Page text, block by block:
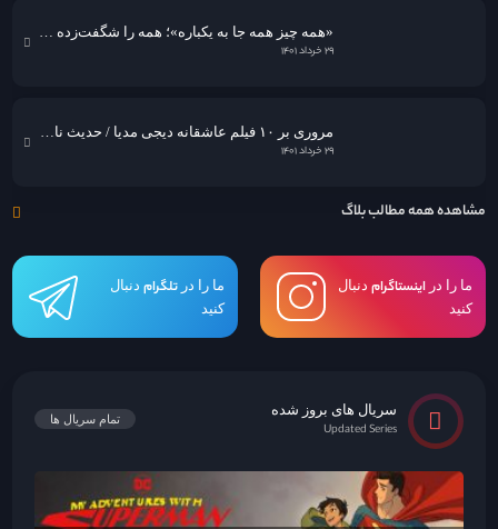
«همه چیز همه جا به یکباره»؛ همه را شگفت‌زده کرد!
۲۹ خرداد ۱۴۰۱
مروری بر ۱۰ فیلم عاشقانه دیجی مدیا / حدیث نامکرر عشق در قاب سینما
۲۹ خرداد ۱۴۰۱
مشاهده همه مطالب بلاگ
ما را دراینستاگرام دنبال
کنید
ما را در تلگرام دنبال
کنید
سریال های بروز شده
Updated Series
تمام سریال ها